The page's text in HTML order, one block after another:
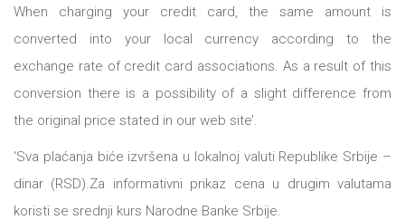
When charging your credit card, the same amount is
converted into your local currency according to the
exchange rate of credit card associations. As a result of this
conversion there is a possibility of a slight difference from
the original price stated in our web site’.
‘Sva plaćanja biće izvršena u lokalnoj valuti Republike Srbije –
dinar (RSD).Za informativni prikaz cena u drugim valutama
koristi se srednji kurs Narodne Banke Srbije.